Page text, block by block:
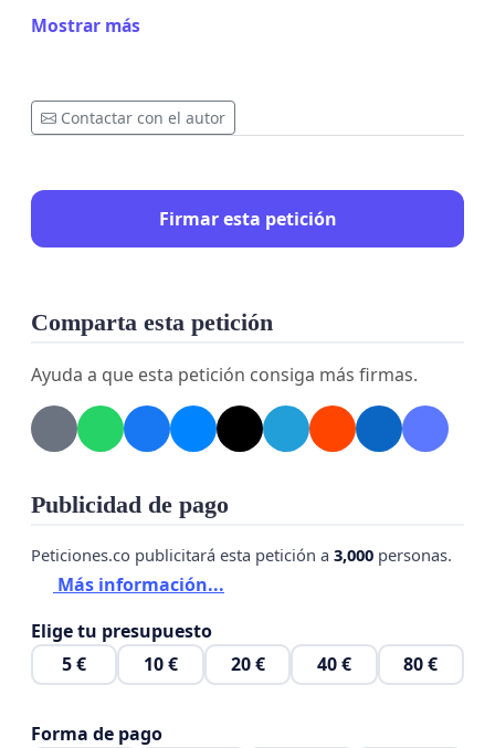
Demanem el vostre suport per mantenir els
preservar la salut mental dels nostres infants i
Gràcies per la vostra ajuda.
Mostrar más
Contactar con el autor
Firmar esta petición
Comparta esta petición
Ayuda a que esta petición consiga más firmas.
Publicidad de pago
Peticiones.co publicitará esta petición a 3,000 personas.
Más información...
Elige tu presupuesto
5 €
10 € 20 € 40 € 80 €
Forma de pago